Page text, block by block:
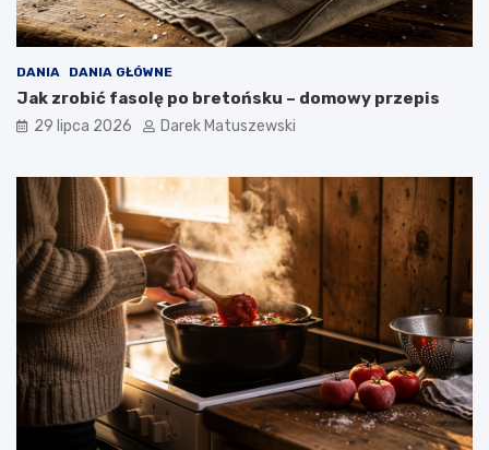
DANIA DANIA GŁÓWNE
Jak zrobić fasolę po bretońsku – domowy przepis
29 lipca 2026 Darek Matuszewski